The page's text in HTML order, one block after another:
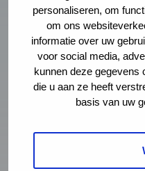
personaliseren, om
om ons
informatie over uw
voor social media,
kunnen deze gegevens
die u aan ze heeft
basis van uw
Vragen over (de
afdeling Leefomgeving
355 01 00.